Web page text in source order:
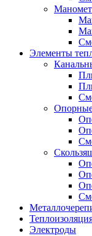
Элементы
Электроды